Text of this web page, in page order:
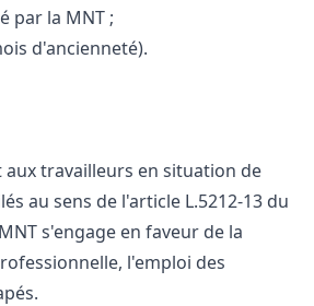
par la MNT ;
d'ancienneté).
aux travailleurs en situation de
au sens de l'article L.5212-13 du
s'engage en faveur de la
l'emploi des